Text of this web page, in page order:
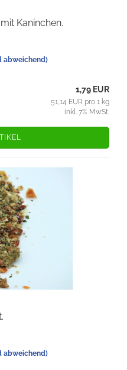
Kaninchen.
abweichend)
1,79 EUR
51,14 EUR pro 1 kg
inkl. 7% MwSt.
abweichend)